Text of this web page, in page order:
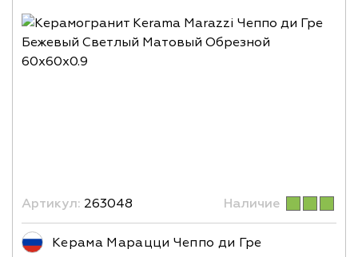
Артикул: 263048 Наличие
Керама Марацци Чеппо ди Гре